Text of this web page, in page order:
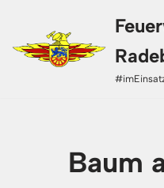
Zum
Inhalt
Baum